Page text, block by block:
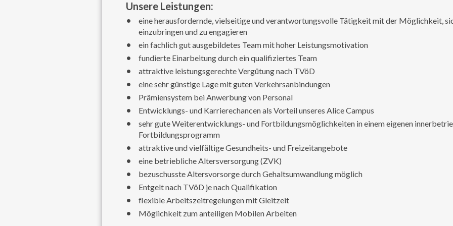
Unsere Leistungen:
eine herausfordernde, vielseitige und verantwortungsvolle Tätigkeit mit der Möglichkeit,
einzubringen und zu engagieren
ein fachlich gut ausgebildetes Team mit hoher Leistungsmotivation
fundierte Einarbeitung durch ein qualifiziertes Team
attraktive leistungsgerechte Vergütung nach TVöD
eine sehr günstige Lage mit guten Verkehrsanbindungen
Prämiensystem bei Anwerbung von Personal
Entwicklungs- und Karrierechancen als Vorteil unseres Alice Campus
sehr gute Weiterentwicklungs- und Fortbildungsmöglichkeiten in einem eigenen
Fortbildungsprogramm
attraktive und vielfältige Gesundheits- und Freizeitangebote
eine betriebliche Altersversorgung (ZVK)
bezuschusste Altersvorsorge durch Gehaltsumwandlung möglich
Entgelt nach TVöD je nach Qualifikation
flexible Arbeitszeitregelungen mit Gleitzeit
Möglichkeit zum anteiligen Mobilen Arbeiten